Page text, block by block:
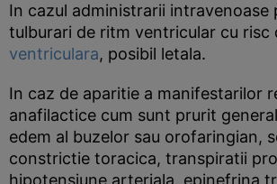
In cazul administrarii intravenoase
tulburari de ritm ventricular cu risc
ventriculara, posibil letala.
In caz de aparitie a manifestarilor
anafilactice cum sunt prurit
edem al buzelor sau orofaringian,
constrictie toracica, transpiratii
hipotensiune arteriala, epinefrina